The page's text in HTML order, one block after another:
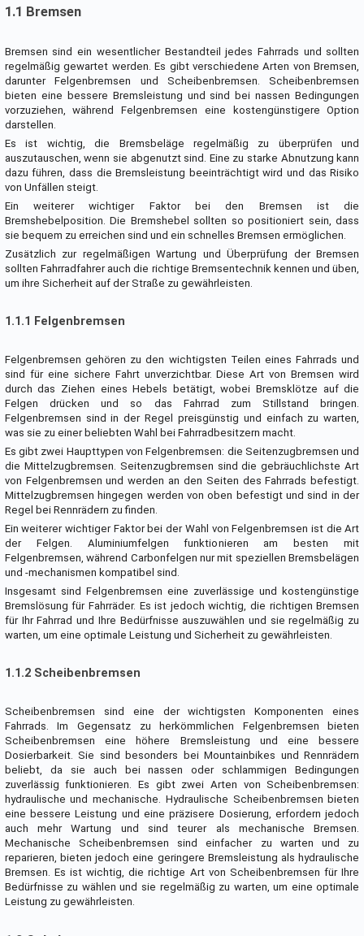
1.1 Bremsen
Bremsen sind ein wesentlicher Bestandteil jedes Fahrrads und sollten
regelmäßig gewartet werden. Es gibt verschiedene Arten von Bremsen,
darunter Felgenbremsen und Scheibenbremsen. Scheibenbremsen
bieten eine bessere Bremsleistung und sind bei nassen Bedingungen
vorzuziehen, während Felgenbremsen eine kostengünstigere Option
darstellen.
Es ist wichtig, die Bremsbeläge regelmäßig zu überprüfen und
auszutauschen, wenn sie abgenutzt sind. Eine zu starke Abnutzung kann
dazu führen, dass die Bremsleistung beeinträchtigt wird und das Risiko
von Unfällen steigt.
Ein weiterer wichtiger Faktor bei den Bremsen ist die
Bremshebelposition. Die Bremshebel sollten so positioniert sein, dass
sie bequem zu erreichen sind und ein schnelles Bremsen ermöglichen.
Zusätzlich zur regelmäßigen Wartung und Überprüfung der Bremsen
sollten Fahrradfahrer auch die richtige Bremsentechnik kennen und üben,
um ihre Sicherheit auf der Straße zu gewährleisten.
1.1.1 Felgenbremsen
Felgenbremsen gehören zu den wichtigsten Teilen eines Fahrrads und
sind für eine sichere Fahrt unverzichtbar. Diese Art von Bremsen wird
durch das Ziehen eines Hebels betätigt, wobei Bremsklötze auf die
Felgen drücken und so das Fahrrad zum Stillstand bringen.
Felgenbremsen sind in der Regel preisgünstig und einfach zu warten,
was sie zu einer beliebten Wahl bei Fahrradbesitzern macht.
Es gibt zwei Haupttypen von Felgenbremsen: die Seitenzugbremsen und
die Mittelzugbremsen. Seitenzugbremsen sind die gebräuchlichste Art
von Felgenbremsen und werden an den Seiten des Fahrrads befestigt.
Mittelzugbremsen hingegen werden von oben befestigt und sind in der
Regel bei Rennrädern zu finden.
Ein weiterer wichtiger Faktor bei der Wahl von Felgenbremsen ist die Art
der Felgen. Aluminiumfelgen funktionieren am besten mit
Felgenbremsen, während Carbonfelgen nur mit speziellen Bremsbelägen
und -mechanismen kompatibel sind.
Insgesamt sind Felgenbremsen eine zuverlässige und kostengünstige
Bremslösung für Fahrräder. Es ist jedoch wichtig, die richtigen Bremsen
für Ihr Fahrrad und Ihre Bedürfnisse auszuwählen und sie regelmäßig zu
warten, um eine optimale Leistung und Sicherheit zu gewährleisten.
1.1.2 Scheibenbremsen
Scheibenbremsen sind eine der wichtigsten Komponenten eines
Fahrrads. Im Gegensatz zu herkömmlichen Felgenbremsen bieten
Scheibenbremsen eine höhere Bremsleistung und eine bessere
Dosierbarkeit. Sie sind besonders bei Mountainbikes und Rennrädern
beliebt, da sie auch bei nassen oder schlammigen Bedingungen
zuverlässig funktionieren. Es gibt zwei Arten von Scheibenbremsen:
hydraulische und mechanische. Hydraulische Scheibenbremsen bieten
eine bessere Leistung und eine präzisere Dosierung, erfordern jedoch
auch mehr Wartung und sind teurer als mechanische Bremsen.
Mechanische Scheibenbremsen sind einfacher zu warten und zu
reparieren, bieten jedoch eine geringere Bremsleistung als hydraulische
Bremsen. Es ist wichtig, die richtige Art von Scheibenbremsen für Ihre
Bedürfnisse zu wählen und sie regelmäßig zu warten, um eine optimale
Leistung zu gewährleisten.